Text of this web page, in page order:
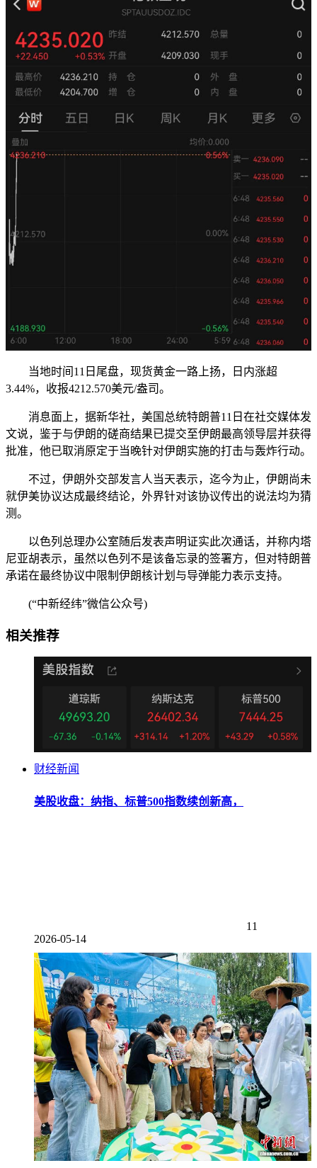
当地时间11日尾盘，现货黄金一路上扬，日内涨超
3.44%，收报4212.570美元/盎司。
消息面上，据新华社，美国总统特朗普11日在社交媒体发
文说，鉴于与伊朗的磋商结果已提交至伊朗最高领导层并获得
批准，他已取消原定于当晚针对伊朗实施的打击与轰炸行动。
不过，伊朗外交部发言人当天表示，迄今为止，伊朗尚未
就伊美协议达成最终结论，外界针对该协议传出的说法均为猜
测。
以色列总理办公室随后发表声明证实此次通话，并称内塔
尼亚胡表示，虽然以色列不是该备忘录的签署方，但对特朗普
承诺在最终协议中限制伊朗核计划与导弹能力表示支持。
(“中新经纬”微信公众号)
相关推荐
财经新闻
美股收盘：纳指、标普500指数续创新高，
11
2026-05-14